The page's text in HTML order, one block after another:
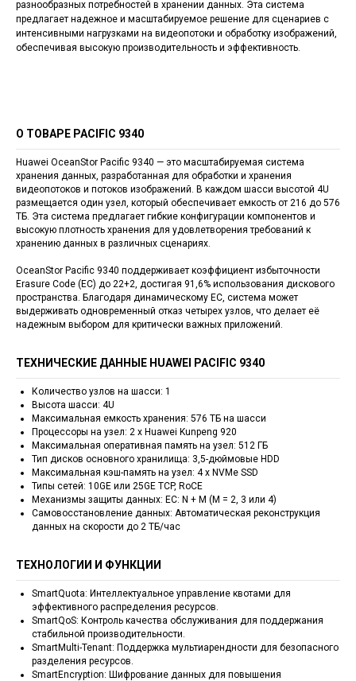
разнообразных потребностей в хранении данных. Эта система
предлагает надежное и масштабируемое решение для сценариев с
интенсивными нагрузками на видеопотоки и обработку изображений,
обеспечивая высокую производительность и эффективность.
О ТОВАРЕ PACIFIC 9340
Huawei OceanStor Pacific 9340 — это масштабируемая система
хранения данных, разработанная для обработки и хранения
видеопотоков и потоков изображений. В каждом шасси высотой 4U
размещается один узел, который обеспечивает емкость от 216 до 576
ТБ. Эта система предлагает гибкие конфигурации компонентов и
высокую плотность хранения для удовлетворения требований к
хранению данных в различных сценариях.
OceanStor Pacific 9340 поддерживает коэффициент избыточности
Erasure Code (EC) до 22+2, достигая 91,6% использования дискового
пространства. Благодаря динамическому EC, система может
выдерживать одновременный отказ четырех узлов, что делает её
надежным выбором для критически важных приложений.
ТЕХНИЧЕСКИЕ ДАННЫЕ HUAWEI PACIFIC 9340
Количество узлов на шасси: 1
Высота шасси: 4U
Максимальная емкость хранения: 576 ТБ на шасси
Процессоры на узел: 2 x Huawei Kunpeng 920
Максимальная оперативная память на узел: 512 ГБ
Тип дисков основного хранилища: 3,5-дюймовые HDD
Максимальная кэш-память на узел: 4 x NVMe SSD
Типы сетей: 10GE или 25GE TCP, RoCE
Механизмы защиты данных: EC: N + M (M = 2, 3 или 4)
Самовосстановление данных: Автоматическая реконструкция
данных на скорости до 2 ТБ/час
ТЕХНОЛОГИИ И ФУНКЦИИ
SmartQuota: Интеллектуальное управление квотами для
эффективного распределения ресурсов.
SmartQoS: Контроль качества обслуживания для поддержания
стабильной производительности.
SmartMulti-Tenant: Поддержка мультиарендности для безопасного
разделения ресурсов.
SmartEncryption: Шифрование данных для повышения